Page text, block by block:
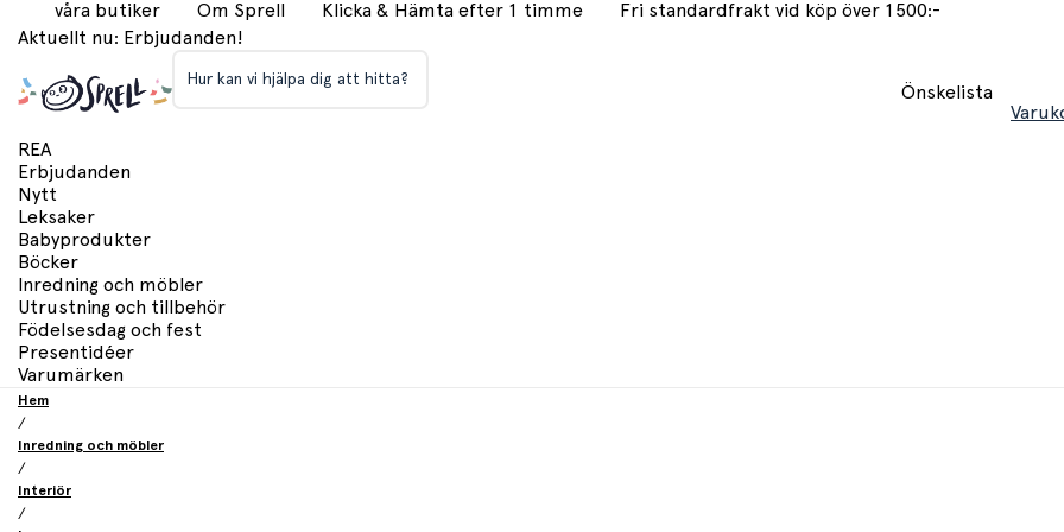
våra butiker Om Sprell Klicka & Hämta efter 1 timme
Fri standardfrakt vid köp över 1500:-
Aktuellt nu: Erbjudanden!
Hur kan vi hjälpa dig att hitta?
Önskelista
REA
Erbjudanden
Nytt
Leksaker
Babyprodukter
Böcker
Inredning och möbler
Utrustning och tillbehör
Födelsesdag och fest
Presentidéer
Varumärken
Hem
/
Inredning och möbler
/
Interiör
/